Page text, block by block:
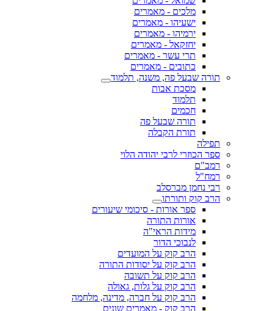
מלכים - מאמרים
ישעיהו - מאמרים
ירמיהו - מאמרים
יחזקאל - מאמרים
תרי עשר - מאמרים
כתובים - מאמרים
תורה שבעל פה, משנה, תלמוד
מסכת אבות
תלמוד
חכמים
תורה שבעל פה
תורת הקבלה
תפילה
ספר הכוזרי לרבי יהודה הלוי
רמב"ם
רמח"ל
רבי נחמן מברסלב
הרב קוק ותורתו
ספר אורות - סיכומי שיעורים
אורות התורה
מידות הראי"ה
לנבוכי הדור
הרב קוק על המועדים
הרב קוק על יסודות התורה
הרב קוק על תשובה
הרב קוק על גלות, גאולה
הרב קוק על חברה, מדינה, מלחמה
הרב קוק - מאמרים שונים